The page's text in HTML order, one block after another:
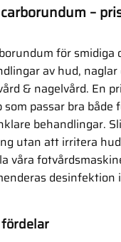
–
för smidiga
av hud, naglar
& nagelvård. En
passar bra både
behandlingar.
utan att irritera
våra
desinfektion